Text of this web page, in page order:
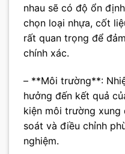
nhau sẽ có độ ổn
chọn loại nhựa, cốt
rất quan trọng để
chính xác.
– **Môi trường**:
hưởng đến kết quả
kiện môi trường xung
soát và điều chỉnh
nghiệm.